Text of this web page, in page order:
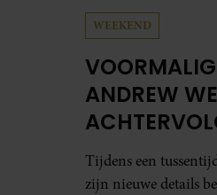
WEEKEND
ANDREW
BIVAKMUTS
Tijdens een
zijn nieuwe details